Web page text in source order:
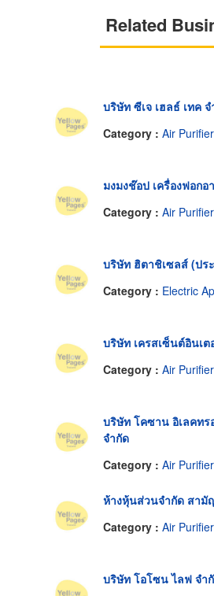
Related
บริษัท ซีเจ เฮลธ์ เทค
Category : Air Purifier
มงมงช๊อป เครื่องฟอกอ
Category : Air Purifier
บริษัท ฮิตาชิเซลส์ (ปร
Category : Electric
บริษัท เครสเซ็นต์อินเ
Category : Air Purifier
บริษัท โคซาน อิเลคทร
จำกัด
Category : Air Purifier
ห้างหุ้นส่วนจำกัด สามั
Category : Air Purifier
บริษัท โอโซน ไลฟ จำ